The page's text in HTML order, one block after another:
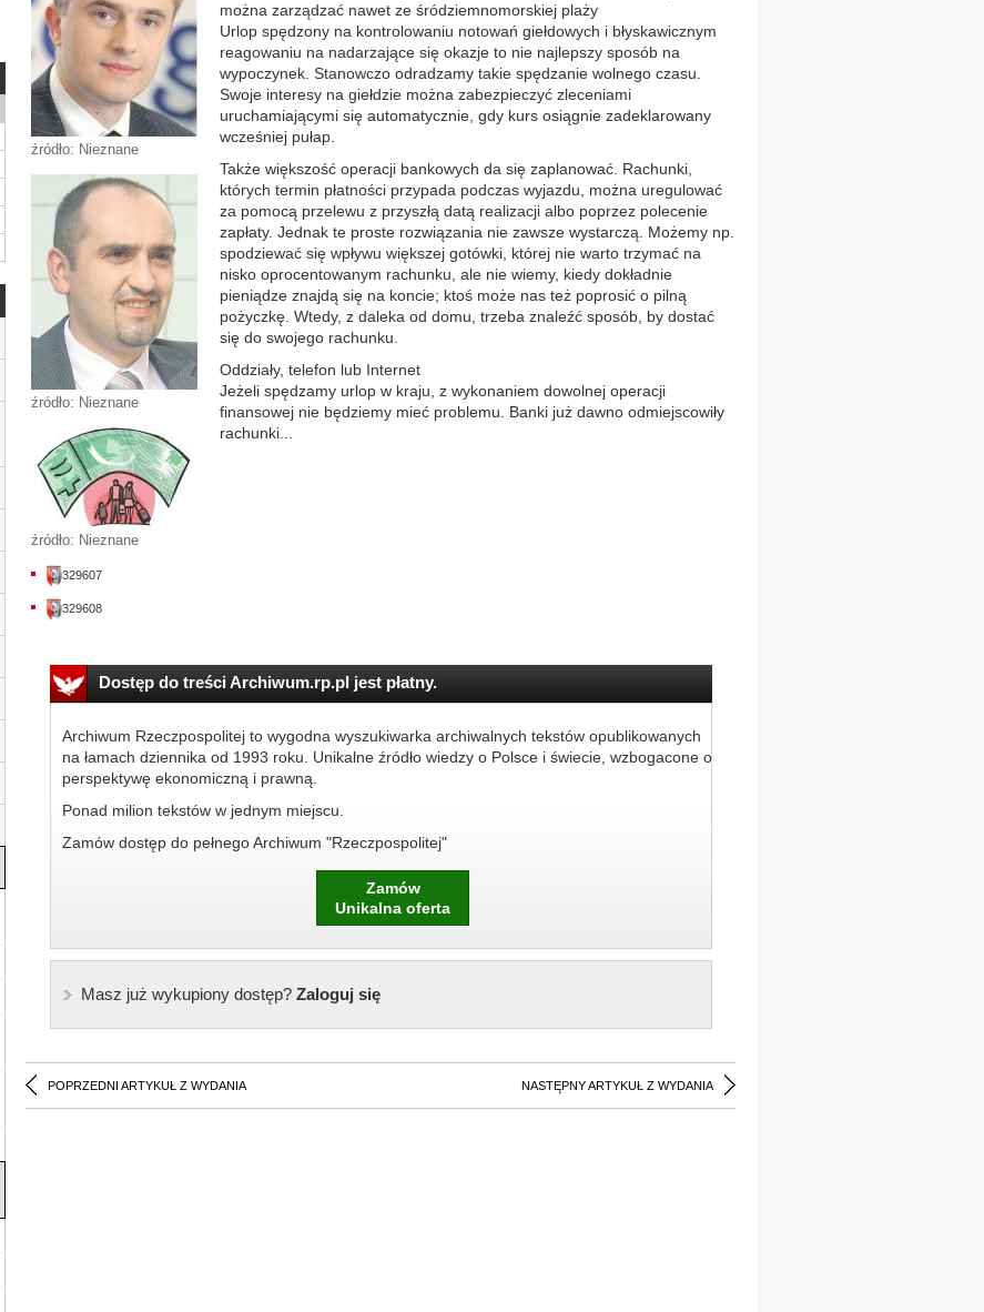
źródło: Nieznane
źródło: Nieznane
źródło: Nieznane
329607
329608
można zarządzać nawet ze śródziemnomorskiej plaży
Urlop spędzony na kontrolowaniu notowań giełdowych i błyskawicznym
reagowaniu na nadarzające się okazje to nie najlepszy sposób na
wypoczynek. Stanowczo odradzamy takie spędzanie wolnego czasu.
Swoje interesy na giełdzie można zabezpieczyć zleceniami
uruchamiającymi się automatycznie, gdy kurs osiągnie zadeklarowany
wcześniej pułap.
Także większość operacji bankowych da się zaplanować. Rachunki,
których termin płatności przypada podczas wyjazdu, można uregulować
za pomocą przelewu z przyszłą datą realizacji albo poprzez polecenie
zapłaty. Jednak te proste rozwiązania nie zawsze wystarczą. Możemy np.
spodziewać się wpływu większej gotówki, której nie warto trzymać na
nisko oprocentowanym rachunku, ale nie wiemy, kiedy dokładnie
pieniądze znajdą się na koncie; ktoś może nas też poprosić o pilną
pożyczkę. Wtedy, z daleka od domu, trzeba znaleźć sposób, by dostać
się do swojego rachunku.
Oddziały, telefon lub Internet
Jeżeli spędzamy urlop w kraju, z wykonaniem dowolnej operacji
finansowej nie będziemy mieć problemu. Banki już dawno odmiejscowiły
rachunki...
Dostęp do treści Archiwum.rp.pl jest płatny.
Archiwum Rzeczpospolitej to wygodna wyszukiwarka archiwalnych tekstów opublikowanych
na łamach dziennika od 1993 roku. Unikalne źródło wiedzy o Polsce i świecie, wzbogacone o
perspektywę ekonomiczną i prawną.
Ponad milion tekstów w jednym miejscu.
Zamów dostęp do pełnego Archiwum "Rzeczpospolitej"
Zamów
Unikalna oferta
Masz już wykupiony dostęp?Zaloguj się
POPRZEDNI ARTYKUŁ Z WYDANIA NASTĘPNY ARTYKUŁ Z WYDANIA